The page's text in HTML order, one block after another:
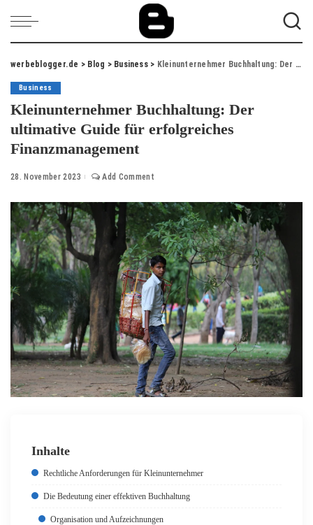
werbeblogger.de > Blog > Business> Kleinunternehmer Buchhaltung: Der ultimative Guide für erfolgreiches Finanzmanagement
Business
Kleinunternehmer Buchhaltung: Der
ultimative Guide für erfolgreiches
Finanzmanagement
28. November 2023 Add Comment
Inhalte
Rechtliche Anforderungen für Kleinunternehmer
Die Bedeutung einer effektiven Buchhaltung
Organisation und Aufzeichnungen